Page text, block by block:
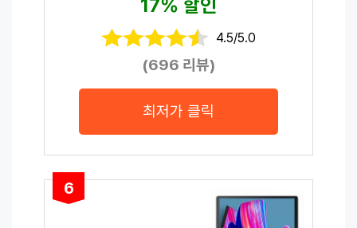
17% 할인
4.5/5.0
(696 리뷰)
최저가 클릭
6